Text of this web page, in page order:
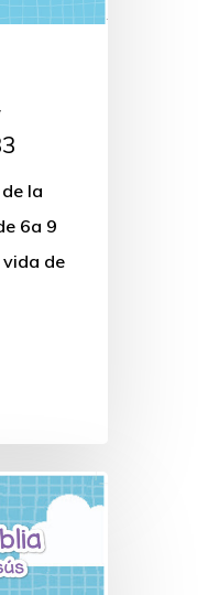
la
6a 9
de